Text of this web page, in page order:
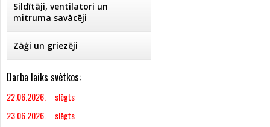
Sildītāji, ventilatori un
mitruma savācēji
Zāģi un griezēji
Darba laiks svētkos:
22.06.2026. slēgts
23.06.2026. slēgts